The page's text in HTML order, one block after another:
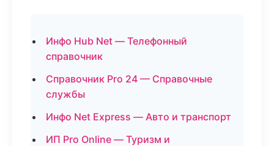
Инфо Hub Net — Телефонный
справочник
Справочник Pro 24 — Справочные
службы
Инфо Net Express — Авто и транспорт
ИП Pro Online — Туризм и